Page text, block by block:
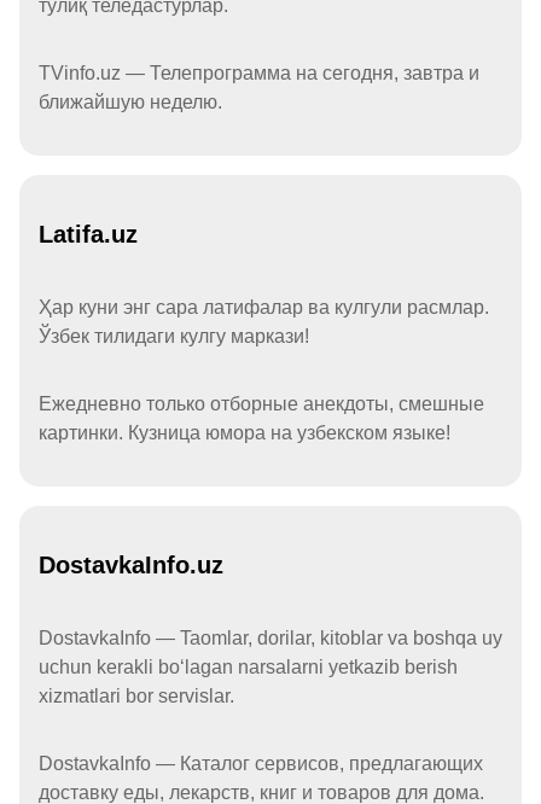
тўлиқ теледастурлар.
TVinfo.uz — Телепрограмма на сегодня, завтра и
ближайшую неделю.
Latifa.uz
Ҳар куни энг сара латифалар ва кулгули расмлар.
Ўзбек тилидаги кулгу маркази!
Ежедневно только отборные анекдоты, смешные
картинки. Кузница юмора на узбекском языке!
DostavkaInfo.uz
DostavkaInfo — Taomlar, dorilar, kitoblar va boshqa uy
uchun kerakli boʻlagan narsalarni yetkazib berish
xizmatlari bor servislar.
DostavkaInfo — Каталог сервисов, предлагающих
доставку еды, лекарств, книг и товаров для дома.